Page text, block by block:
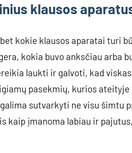
klausos
kokie klausos aparatai turi
kokia buvo anksčiau arba
laukti ir galvoti, kad
pasekmių, kurios
sutvarkyti ne visu šimtu
kaip įmanoma labiau ir